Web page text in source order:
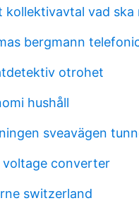
kollektivavtal vad ska
bergmann
otrohet
hushåll
sveavägen
voltage converter
switzerland